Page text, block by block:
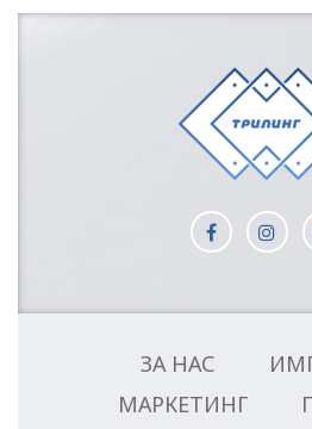
ЗА НАС
МАРКЕТИНГ